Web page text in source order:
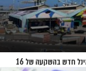
מהפכת הקרוזים של ישראל: נמל חיפה פתח טרמינל חדש בהשקעה של 16